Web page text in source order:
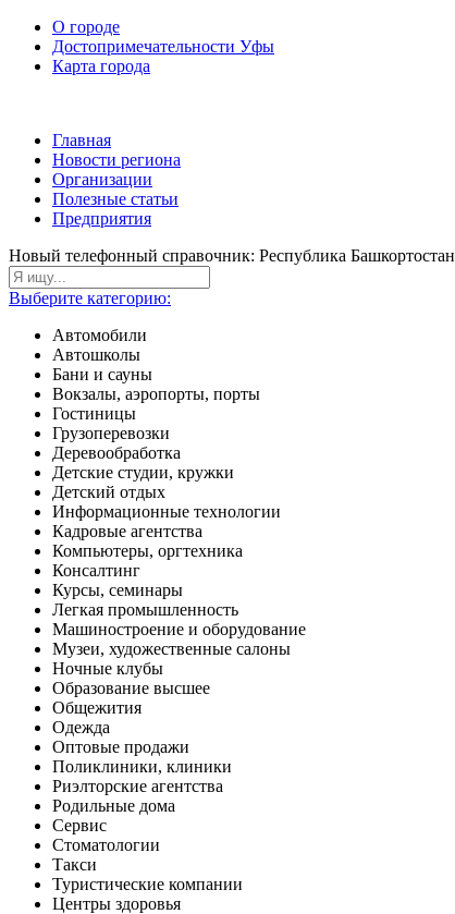
О городе
Достопримечательности Уфы
Карта города
Главная
Новости региона
Организации
Полезные статьи
Предприятия
Новый телефонный справочник: Республика Башкортостан
Выберите категорию:
Автомобили
Автошколы
Бани и сауны
Вокзалы, аэропорты, порты
Гостиницы
Грузоперевозки
Деревообработка
Детские студии, кружки
Детский отдых
Информационные технологии
Кадровые агентства
Компьютеры, оргтехника
Консалтинг
Курсы, семинары
Легкая промышленность
Машиностроение и оборудование
Музеи, художественные салоны
Ночные клубы
Образование высшее
Общежития
Одежда
Оптовые продажи
Поликлиники, клиники
Риэлторские агентства
Родильные дома
Сервис
Стоматологии
Такси
Туристические компании
Центры здоровья